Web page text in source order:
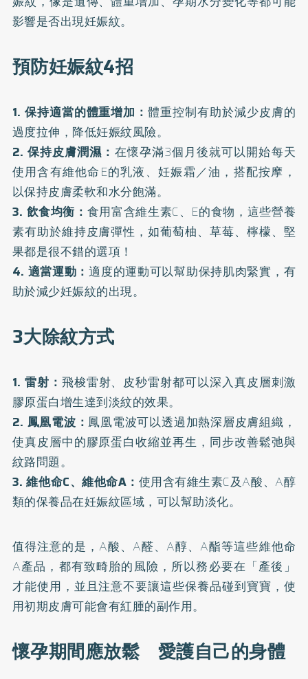
影響是否出現妊娠紋。
預防妊娠紋4招
1. 保持適當的體重增加：體重控制有助於減少皮膚的
過度拉伸，降低妊娠紋風險。
2. 保持皮膚潤濕： 在懷孕滿3個月後就可以開始每天
使用含有維他命E的乳液、妊娠霜／油，搭配按摩，
以保持皮膚柔軟和水分飽滿。
3. 飲食均衡： 食用富含維生素C、E的食物，這些營養
素有助於維持皮膚彈性，如葡萄柚、草莓、檸檬、堅
果都是很不錯的選項！
4. 適當運動：適度的運動可以幫助保持肌肉緊實，有
助於減少妊娠紋的出現。
3大除紋方式
1. 雷射： 飛梭雷射、皮秒雷射都可以深入真皮層刺激
膠原蛋白增生達到淡紋的效果。
2. 鳳凰電波：鳳凰電波可以透過加熱深層皮膚組織，
使真皮層中的膠原蛋白收縮並再生，同步改善鬆弛與
紋路問題。
3. 維他命C、維他命A： 使用含有維生素C及A酸、A醇
類的保養品在妊娠紋區域，可以幫助淡化。
值得注意的是，A酸、A醛、A醇、A酯等這些維他命
A產品，都有致畸胎的風險，所以務必要在「產後」
才能使用，並且注意不要讓這些保養品碰到寶寶，使
用初期皮膚可能會有紅腫的副作用。
懷孕期間應放鬆 愛護自己的身體